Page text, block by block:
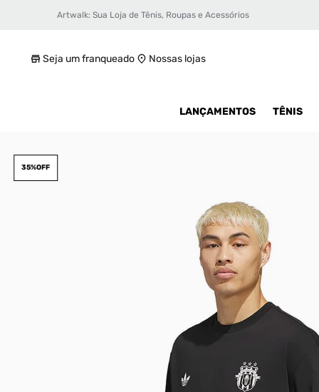
Artwalk: Sua Loja de Tênis, Roupas e Acessórios
Seja um franqueado Nossas lojas
LANÇAMENTOS TÊNIS
35%OFF
Camiseta adidas Jabbar GFX Unissex